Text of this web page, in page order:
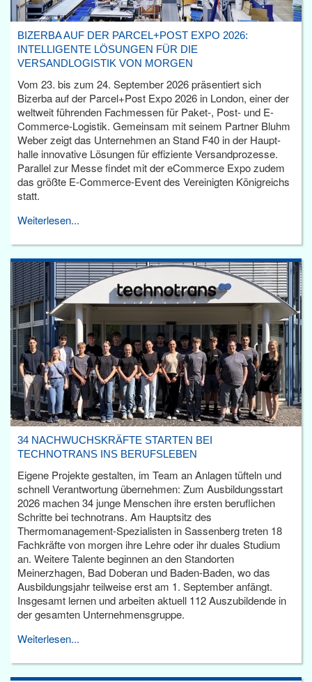
BIZERBA AUF DER PARCEL+POST EXPO 2026:
INTELLIGENTE LÖSUNGEN FÜR DIE
VERSANDLOGISTIK VON MORGEN
Vom 23. bis zum 24. September 2026 präsentiert sich
Bizerba auf der Parcel+Post Expo 2026 in London, einer der
weltweit führenden Fachmessen für Paket-, Post- und E-
Commerce-Logistik. Gemeinsam mit seinem Partner Bluhm
Weber zeigt das Unternehmen an Stand F40 in der Haupt­
halle innovative Lösungen für effiziente Versandprozesse.
Parallel zur Messe findet mit der eCommerce Expo zudem
das größte E-Commerce-Event des Vereinigten Königreichs
statt.
Weiterlesen...
34 NACHWUCHSKRÄFTE STARTEN BEI
TECHNOTRANS INS BERUFSLEBEN
Eigene Projekte gestalten, im Team an Anlagen tüfteln und
schnell Verantwortung übernehmen: Zum Ausbildungsstart
2026 machen 34 junge Menschen ihre ersten beruflichen
Schritte bei technotrans. Am Hauptsitz des
Thermomanagement-Spezialisten in Sassenberg treten 18
Fachkräfte von morgen ihre Lehre oder ihr duales Studium
an. Weitere Talente beginnen an den Standorten
Meinerzhagen, Bad Doberan und Baden-Baden, wo das
Ausbildungsjahr teilweise erst am 1. September anfängt.
Insgesamt lernen und arbeiten aktuell 112 Auszubildende in
der gesamten Unternehmensgruppe.
Weiterlesen...